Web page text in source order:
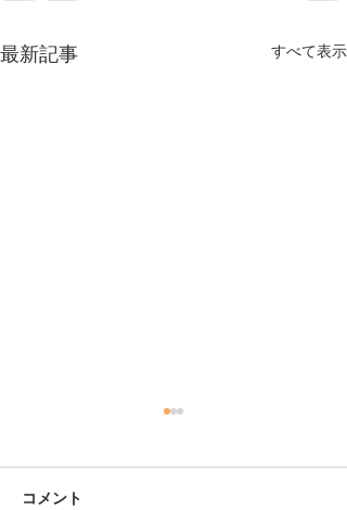
最新記事 すべて表示
コメント